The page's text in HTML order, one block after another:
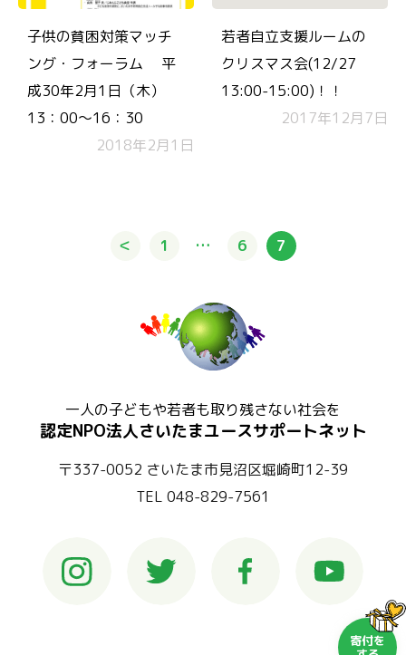
子供の貧困対策マッチ
ング・フォーラム 平
成30年2月1日（木）
13：00～16：30
2018年2月1日
若者自立支援ルームの
クリスマス会(12/27
13:00-15:00)！！
2017年12月7日
＜ 1 6 7
寄付を
一人の子どもや若者も取り残さない社会を
認定NPO法人さいたまユースサポートネット
〒337-0052 さいたま市見沼区堀崎町12-39
TEL 048-829-7561